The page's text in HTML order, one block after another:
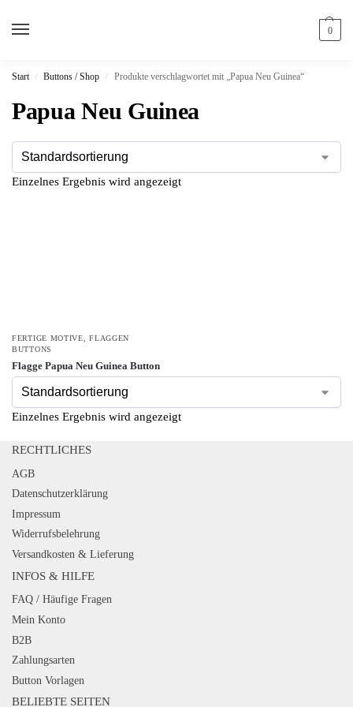
0
Start / Buttons / Shop / Produkte verschlagwortet mit „Papua Neu Guinea“
Papua Neu Guinea
Einzelnes Ergebnis wird angezeigt
FERTIGE MOTIVE,FLAGGEN
BUTTONS
Flagge Papua Neu Guinea Button
Einzelnes Ergebnis wird angezeigt
RECHTLICHES
AGB
Datenschutzerklärung
Impressum
Widerrufsbelehrung
Versandkosten & Lieferung
INFOS & HILFE
FAQ / Häufige Fragen
Mein Konto
B2B
Zahlungsarten
Button Vorlagen
BELIEBTE SEITEN